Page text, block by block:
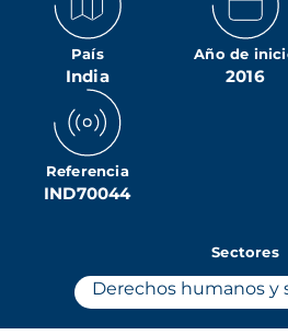
País
India
Año de
2016
Referencia
IND70044
Sectores
Derechos humanos y